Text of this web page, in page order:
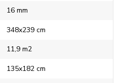
16 mm
348x239 cm
11,9 m2
135x182 cm